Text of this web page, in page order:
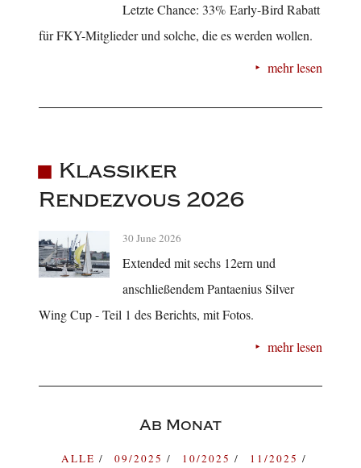
Letzte Chance: 33% Early-Bird Rabatt
für FKY-Mitglieder und solche, die es werden wollen.
mehr lesen
Klassiker
Rendezvous 2026
30 June 2026
Extended mit sechs 12ern und
anschließendem Pantaenius Silver
Wing Cup - Teil 1 des Berichts, mit Fotos.
mehr lesen
Ab Monat
ALLE 09/2025 10/2025
11/2025